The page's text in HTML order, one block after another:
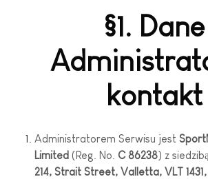
§1. Dane
kontakt
Administratorem Serwisu jest
Limited (Reg. No. C 86238) z
214, Strait Street, Valletta, VLT